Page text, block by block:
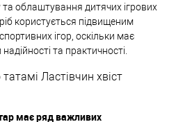
облаштування дитячих ігрових
користується підвищеним
ігор, оскільки має
та практичності.
Ластівчин хвіст
має ряд важливих